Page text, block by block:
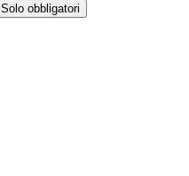
Solo obbligatori